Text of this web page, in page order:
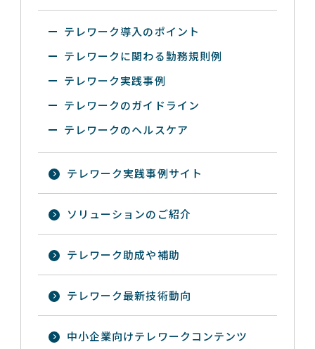
テレワーク導入のポイント
テレワークに関わる勤務規則例
テレワーク実践事例
テレワークのガイドライン
テレワークのヘルスケア
テレワーク実践事例サイト
ソリューションのご紹介
テレワーク助成や補助
テレワーク最新技術動向
中小企業向けテレワークコンテンツ